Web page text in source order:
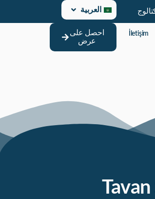
العربية
İletişim
احصل على
عرض